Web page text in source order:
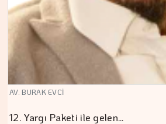
AV. BURAK EVCİ
12. Yargı Paketi ile gelen…